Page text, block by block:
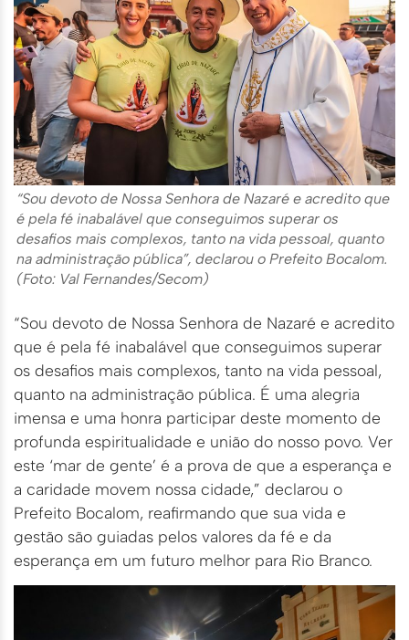
“Sou devoto de Nossa Senhora de Nazaré e acredito que
é pela fé inabalável que conseguimos superar os
desafios mais complexos, tanto na vida pessoal, quanto
na administração pública”, declarou o Prefeito Bocalom.
(Foto: Val Fernandes/Secom)
“Sou devoto de Nossa Senhora de Nazaré e acredito
que é pela fé inabalável que conseguimos superar
os desafios mais complexos, tanto na vida pessoal,
quanto na administração pública. É uma alegria
imensa e uma honra participar deste momento de
profunda espiritualidade e união do nosso povo. Ver
este ‘mar de gente’ é a prova de que a esperança e
a caridade movem nossa cidade,” declarou o
Prefeito Bocalom, reafirmando que sua vida e
gestão são guiadas pelos valores da fé e da
esperança em um futuro melhor para Rio Branco.